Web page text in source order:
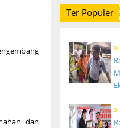
dan
Ter Populer